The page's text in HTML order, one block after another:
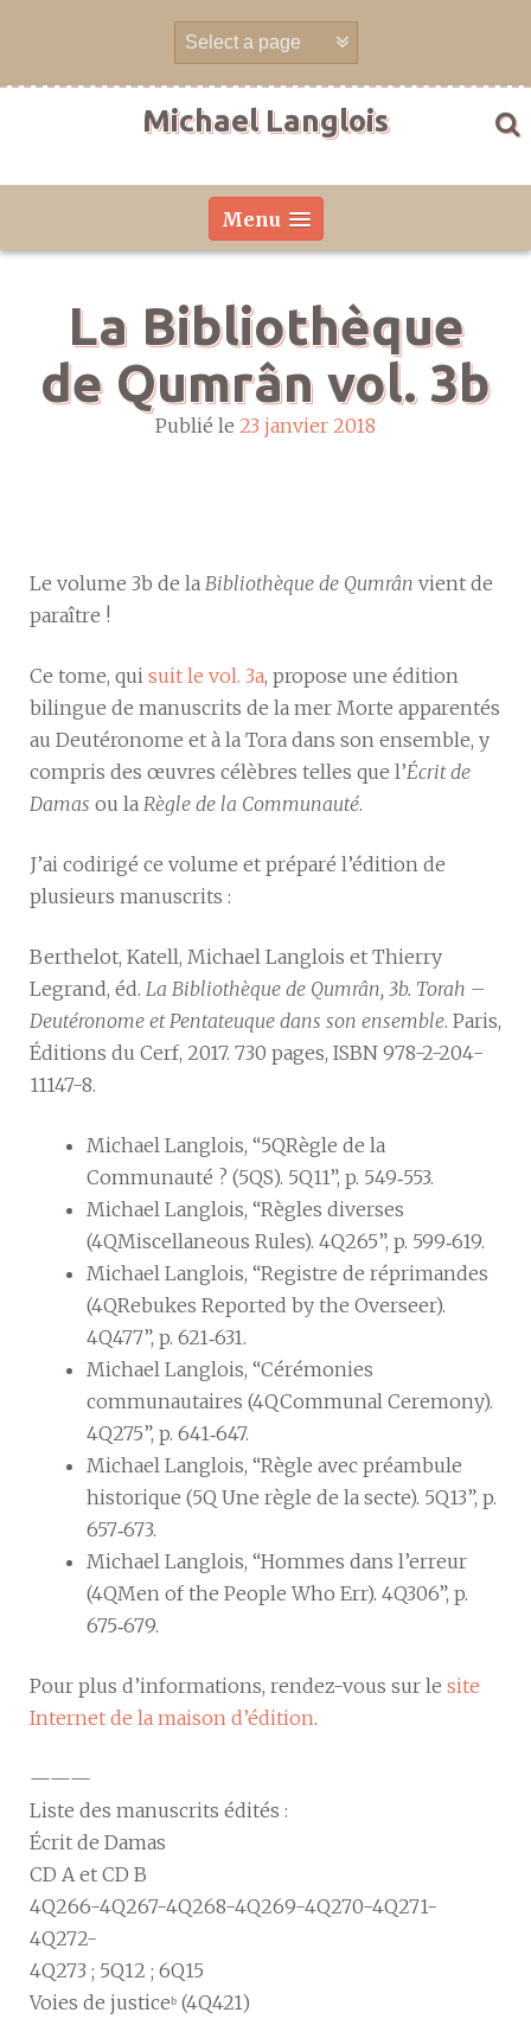
Michael Langlois
Menu
La Bibliothèque
de Qumrân vol. 3b
Publié le 23 janvier 2018
Le volume 3b de la Bibliothèque de Qumrân vient de
paraître !
Ce tome, qui suit le vol. 3a, propose une édition
bilingue de manuscrits de la mer Morte apparentés
au Deutéronome et à la Tora dans son ensemble, y
compris des œuvres célèbres telles que l’Écrit de
Damas ou la Règle de la Communauté.
J’ai codirigé ce volume et préparé l’édition de
plusieurs manuscrits :
Berthelot, Katell, Michael Langlois et Thierry
Legrand, éd. La Bibliothèque de Qumrân, 3b. Torah –
Deutéronome et Pentateuque dans son ensemble. Paris,
Éditions du Cerf, 2017. 730 pages, ISBN 978-2-204-
11147-8.
Michael Langlois, “5QRègle de la
Communauté ? (5QS). 5Q11”, p. 549‑553.
Michael Langlois, “Règles diverses
(4QMiscellaneous Rules). 4Q265”, p. 599‑619.
Michael Langlois, “Registre de réprimandes
(4QRebukes Reported by the Overseer).
4Q477”, p. 621‑631.
Michael Langlois, “Cérémonies
communautaires (4QCommunal Ceremony).
4Q275”, p. 641‑647.
Michael Langlois, “Règle avec préambule
historique (5Q Une règle de la secte). 5Q13”, p.
657‑673.
Michael Langlois, “Hommes dans l’erreur
(4QMen of the People Who Err). 4Q306”, p.
675‑679.
Pour plus d’informations, rendez-vous sur le site
Internet de la maison d’édition.
———
Liste des manuscrits édités :
Écrit de Damas
CD A et CD B
4Q266-4Q267-4Q268-4Q269-4Q270-4Q271-
4Q272-
4Q273 ; 5Q12 ; 6Q15
Voies de justiceᵇ (4Q421)